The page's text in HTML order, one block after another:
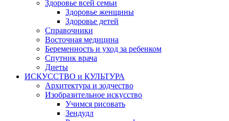
Здоровье всей семьи
Здоровье женщины
Здоровье детей
Справочники
Восточная медицина
Беременность и уход за ребенком
Спутник врача
Диеты
ИСКУССТВО и КУЛЬТУРА
Архитектура и зодчество
Изобразительное искусство
Учимся рисовать
Зендудл